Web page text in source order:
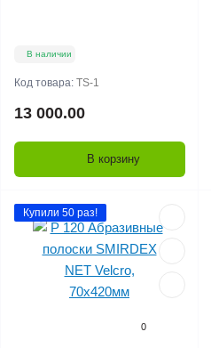
В наличии
Код товара: TS-1
13 000.00
В корзину
Купили 50 раз!
0